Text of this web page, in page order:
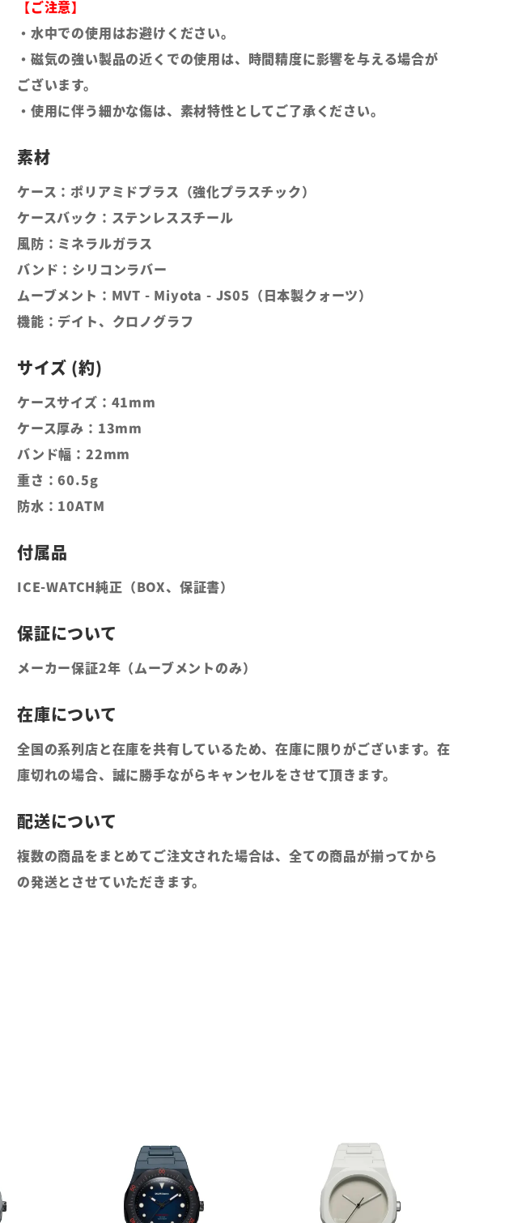
【ご注意】
・水中での使用はお避けください。
・磁気の強い製品の近くでの使用は、時間精度に影響を与える場合が
ございます。
・使用に伴う細かな傷は、素材特性としてご了承ください。
ケース：ポリアミドプラス（強化プラスチック）
ケースバック：ステンレススチール
風防：ミネラルガラス
バンド：シリコンラバー
ムーブメント：MVT - Miyota - JS05（日本製クォーツ）
機能：デイト、クロノグラフ
ケースサイズ：41mm
ケース厚み：13mm
バンド幅：22mm
重さ：60.5g
防水：10ATM
ICE-WATCH純正（BOX、保証書）
メーカー保証2年（ムーブメントのみ）
全国の系列店と在庫を共有しているため、在庫に限りがございます。在
庫切れの場合、誠に勝手ながらキャンセルをさせて頂きます。
複数の商品をまとめてご注文された場合は、全ての商品が揃ってから
の発送とさせていただきます。